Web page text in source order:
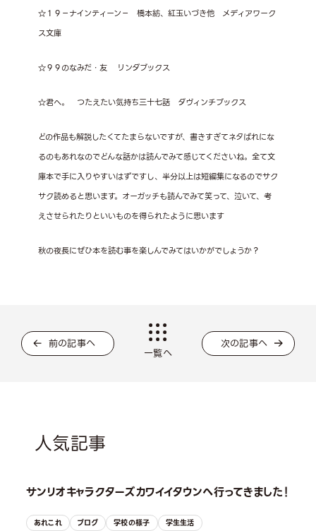
☆１９－ナインティーン－ 橋本紡、紅玉いづき他 メディアワーク
ス文庫
☆９９のなみだ・友 リンダブックス
☆君へ。 つたえたい気持ち三十七話 ダヴィンチブックス
どの作品も解説したくてたまらないですが、書きすぎてネタばれにな
るのもあれなのでどんな話かは読んでみて感じてくださいね。全て文
庫本で手に入りやすいはずですし、半分以上は短編集になるのでサク
サク読めると思います。オーガッチも読んでみて笑って、泣いて、考
えさせられたりといいものを得られたように思います
秋の夜長にぜひ本を読む事を楽しんでみてはいかがでしょうか？
前の記事へ
一覧へ
次の記事へ
人気記事
サンリオキャラクターズカワイイタウンへ行ってきました！
あれこれ ブログ 学校の様子 学生生活